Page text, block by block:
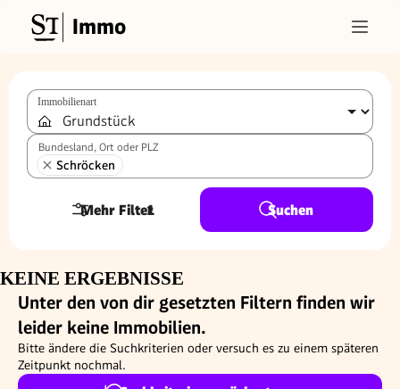
Immo
Immobilienart
Bundesland, Ort oder PLZ
Schröcken
Mehr Filter
1 Suchen
KEINE ERGEBNISSE
Unter den von dir gesetzten Filtern finden wir
leider keine Immobilien.
Bitte ändere die Suchkriterien oder versuch es zu einem späteren
Zeitpunkt nochmal.